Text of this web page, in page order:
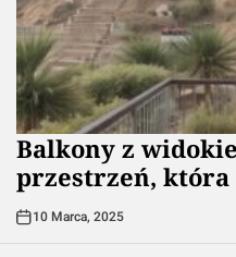
Balkony z
przestrzeń, która
10 Marca, 2025